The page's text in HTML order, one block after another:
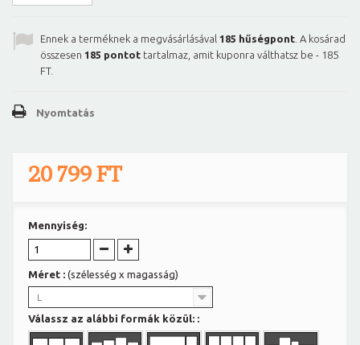
Ennek a terméknek a megvásárlásával 185 hűségpont . A kosárad
összesen 185 pontot tartalmaz, amit kuponra válthatsz be - 185
FT.
Nyomtatás
20 799 FT
Mennyiség:
Méret : (szélesség x magasság)
L
Válassz az alábbi formák közül: :